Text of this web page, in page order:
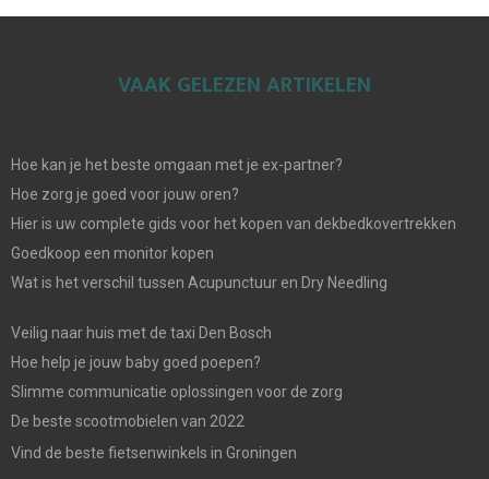
VAAK GELEZEN ARTIKELEN
Hoe kan je het beste omgaan met je ex-partner?
Hoe zorg je goed voor jouw oren?
Hier is uw complete gids voor het kopen van dekbedkovertrekken
Goedkoop een monitor kopen
Wat is het verschil tussen Acupunctuur en Dry Needling
Veilig naar huis met de taxi Den Bosch
Hoe help je jouw baby goed poepen?
Slimme communicatie oplossingen voor de zorg
De beste scootmobielen van 2022
Vind de beste fietsenwinkels in Groningen